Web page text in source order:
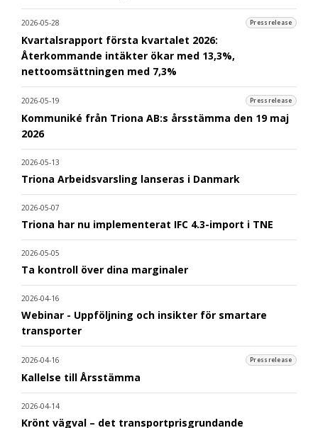
2026-05-28 Pressrelease
Kvartalsrapport första kvartalet 2026:
Återkommande intäkter ökar med 13,3%,
nettoomsättningen med 7,3%
2026-05-19 Pressrelease
Kommuniké från Triona AB:s årsstämma den 19 maj
2026
2026-05-13
Triona Arbeidsvarsling lanseras i Danmark
2026-05-07
Triona har nu implementerat IFC 4.3-import i TNE
2026-05-05
Ta kontroll över dina marginaler
2026-04-16
Webinar - Uppföljning och insikter för smartare
transporter
2026-04-16 Pressrelease
Kallelse till Årsstämma
2026-04-14
Krönt vägval – det transportprisgrundande